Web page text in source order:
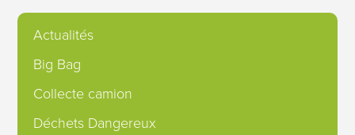
Actualités
Big Bag
Collecte camion
Déchets Dangereux